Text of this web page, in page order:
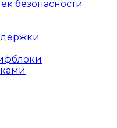
безопасности